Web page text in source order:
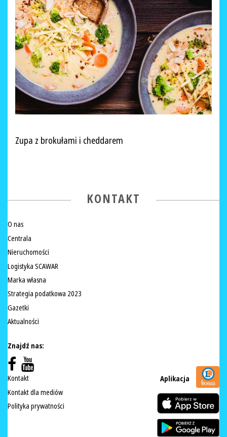
Zupa z brokułami i cheddarem
KONTAKT
O nas
Centrala
Nieruchomości
Logistyka SCAWAR
Marka własna
Strategia podatkowa 2023
Gazetki
Aktualności
Znajdź nas:
Kontakt
Kontakt dla mediów
Polityka prywatności
Aplikacja